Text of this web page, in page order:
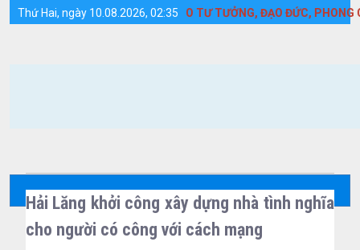
Chi tiết tin tức - Huyện Cồn Cỏ
Thứ Hai, ngày 10.08.2026, 02:35
HỌC TẬP VÀ LÀM THEO TƯ TƯỞNG, ĐẠO ĐỨC, PHONG
Hải Lăng khởi công xây dựng nhà tình nghĩa
cho người có công với cách mạng